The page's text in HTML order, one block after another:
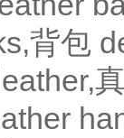
背包